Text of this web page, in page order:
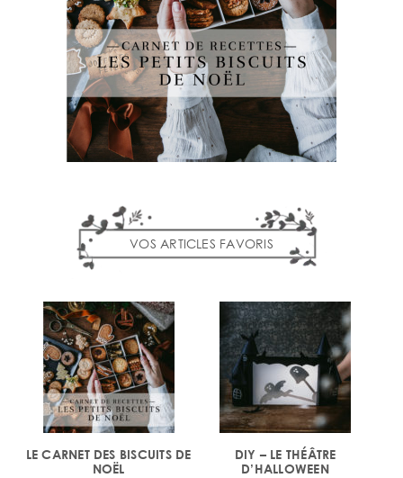
VOS ARTICLES FAVORIS
LE CARNET DES BISCUITS DE
NOËL
DIY – LE THÉÂTRE
D’HALLOWEEN